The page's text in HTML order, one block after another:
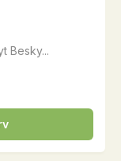
Besky...